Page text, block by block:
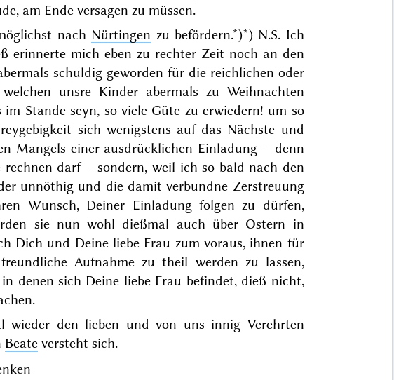
am Ende versagen zu müssen.
nach Nürtingen zu befördern.*)*) N.S. Ich
erinnerte mich eben zu rechter Zeit noch an den
schuldig geworden für die reichlichen oder
unsre Kinder abermals zu Weihnachten
Stande seyn, so viele Güte zu erwiedern! um so
sich wenigstens auf das Nächste und
Mangels einer ausdrücklichen Einladung – denn
darf – sondern, weil ich so bald nach den
unnöthig und die damit verbundne Zerstreuung
Wunsch, Deiner Einladung folgen zu dürfen,
sie nun wohl dießmal auch über Ostern in
Dich und Deine liebe Frau zum voraus, ihnen für
Aufnahme zu theil werden zu lassen,
denen sich Deine liebe Frau befindet, dieß nicht,
wieder den lieben und von uns innig Verehrten
Beateversteht sich.